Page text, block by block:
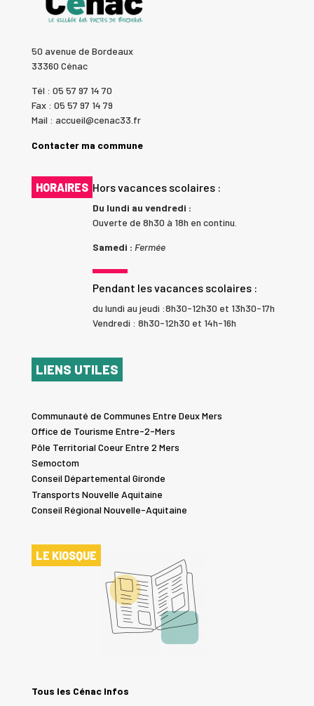
50 avenue de Bordeaux
33360 Cénac
Tél : 05 57 97 14 70
Fax : 05 57 97 14 79
Mail : accueil@cenac33.fr
Contacter ma commune
HORAIRES Hors vacances scolaires :
Du lundi au vendredi :
Ouverte de 8h30 à 18h en continu.
Samedi : Fermée
Pendant les vacances scolaires :
du lundi au jeudi :8h30-12h30 et 13h30-17h
Vendredi : 8h30-12h30 et 14h-16h
LIENS UTILES
Communauté de Communes Entre Deux Mers
Office de Tourisme Entre-2-Mers
Pôle Territorial Coeur Entre 2 Mers
Semoctom
Conseil Départemental Gironde
Transports Nouvelle Aquitaine
Conseil Régional Nouvelle-Aquitaine
LE KIOSQUE
Tous les Cénac Infos